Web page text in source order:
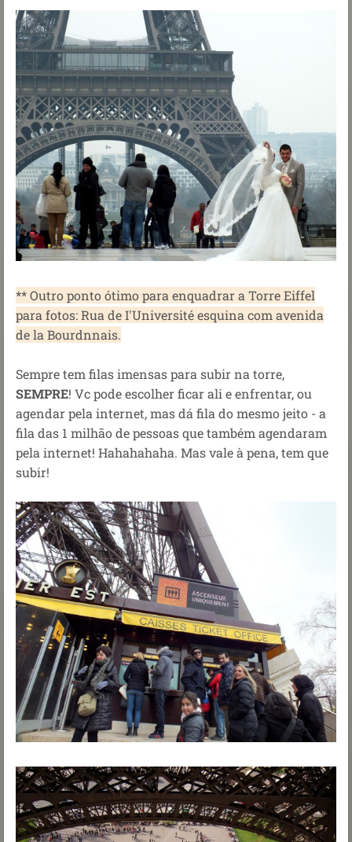
** Outro ponto ótimo para enquadrar a Torre Eiffel
para fotos: Rua de I'Université esquina com avenida
de la Bourdnnais.
Sempre tem filas imensas para subir na torre,
SEMPRE! Vc pode escolher ficar ali e enfrentar, ou
agendar pela internet, mas dá fila do mesmo jeito - a
fila das 1 milhão de pessoas que também agendaram
pela internet! Hahahahaha. Mas vale à pena, tem que
subir!